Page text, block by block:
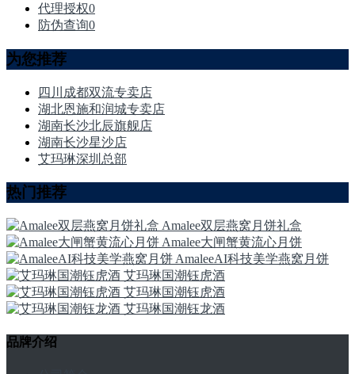
代理授权0
防伪查询0
为您推荐
四川成都双流专卖店
湖北恩施和润城专卖店
湖南长沙北辰旗舰店
湖南长沙星沙店
艾玛琳深圳总部
热门推荐
Amalee双层燕窝月饼礼盒
Amalee大闸蟹黄流心月饼
AmaleeAI科技美学燕窝月饼
艾玛琳国潮钰虎酒
艾玛琳国潮钰虎酒
艾玛琳国潮钰龙酒
品牌介绍